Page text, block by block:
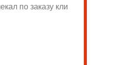
по заказу кли